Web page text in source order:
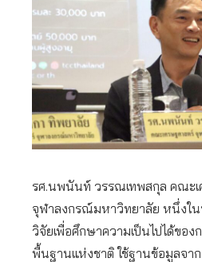
รศ.นพนันท์ วรรณเทพสกุล คณะเ
จุฬาลงกรณ์มหาวิทยาลัย หนึ่งใ
วิจัยเพื่อศึกษาความเป็นไปได้ขอ
พื้นฐานแห่งชาติ ใช้ฐานข้อมูลจา